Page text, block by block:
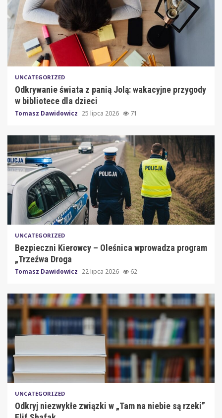
UNCATEGORIZED
Odkrywanie świata z panią Jolą: wakacyjne przygody
w bibliotece dla dzieci
Tomasz Dawidowicz 25 lipca 2026 71
UNCATEGORIZED
Bezpieczni Kierowcy – Oleśnica wprowadza program
„Trzeźwa Droga
Tomasz Dawidowicz 22 lipca 2026 62
UNCATEGORIZED
Odkryj niezwykłe związki w „Tam na niebie są rzeki”